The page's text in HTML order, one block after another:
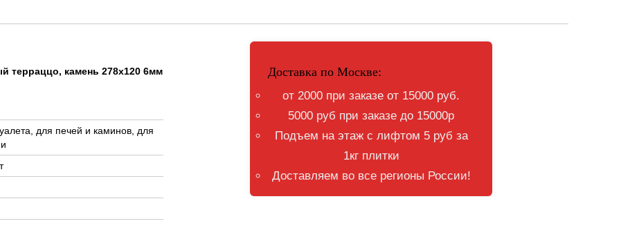
терраццо, камень 278x120 6мм
для печей и каминов, для
Доставка по Москве:
от 2000 при заказе от 15000 руб.
5000 руб при заказе до 15000р
Подъем на этаж с лифтом 5 руб за
1кг плитки
Доставляем во все регионы России!